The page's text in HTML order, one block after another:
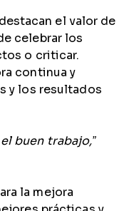
el valor de
celebrar los
o criticar.
continua y
y los resultados
buen trabajo,”
la mejora